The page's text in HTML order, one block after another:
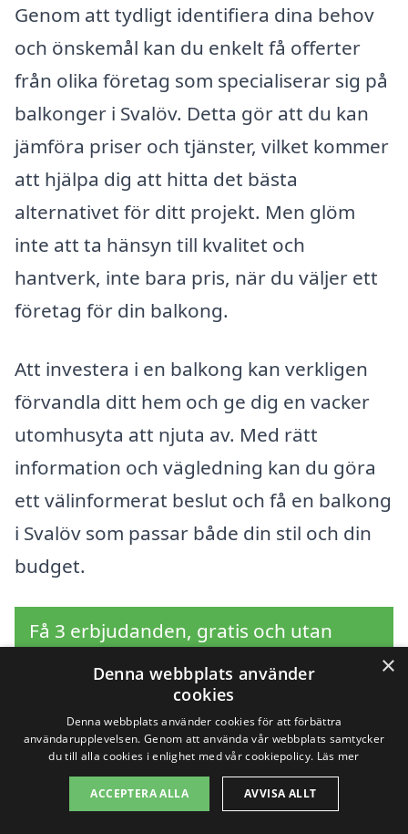
Genom att tydligt identifiera dina behov
och önskemål kan du enkelt få offerter
från olika företag som specialiserar sig på
balkonger i Svalöv. Detta gör att du kan
jämföra priser och tjänster, vilket kommer
att hjälpa dig att hitta det bästa
alternativet för ditt projekt. Men glöm
inte att ta hänsyn till kvalitet och
hantverk, inte bara pris, när du väljer ett
företag för din balkong.
Att investera i en balkong kan verkligen
förvandla ditt hem och ge dig en vacker
utomhusyta att njuta av. Med rätt
information och vägledning kan du göra
ett välinformerat beslut och få en balkong
i Svalöv som passar både din stil och din
budget.
Få 3 erbjudanden, gratis och utan
förpliktelser
Sök efter en
professionell för
×
Denna webbplats använder
cookies
Denna webbplats använder cookies för att förbättra
användarupplevelsen. Genom att använda vår webbplats samtycker
du till alla cookies i enlighet med vår cookiepolicy. Läs mer
ACCEPTERA ALLA AVVISA ALLT